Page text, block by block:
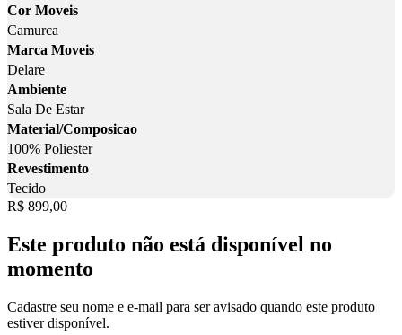
Cor Moveis
Camurca
Marca Moveis
Delare
Ambiente
Sala De Estar
Material/Composicao
100% Poliester
Revestimento
Tecido
Price:
R$ 899,00
Este produto não está disponível no
momento
Cadastre seu nome e e-mail para ser avisado quando este produto
estiver disponível.